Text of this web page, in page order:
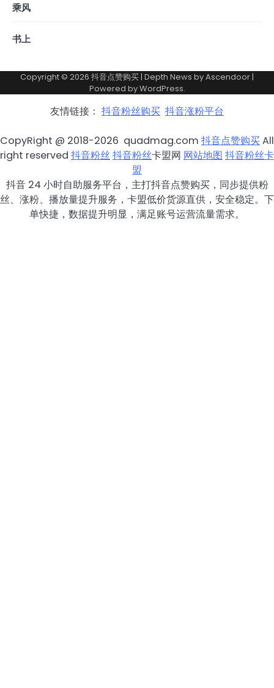
乘风
书上
Copyright © 2026 抖音点赞购买| Depth News byAscendoor|
Powered byWordPress.
友情链接： 抖音粉丝购买 抖音涨粉平台
CopyRight @ 2018-2026 quadmag.com 抖音点赞购买All
right reserved 抖音粉丝抖音粉丝卡盟网 网站地图 抖音粉丝卡
盟
抖音 24 小时自助服务平台，主打抖音点赞购买，同步提供粉
丝、涨粉、播放量提升服务，卡盟低价货源直供，安全稳定。下
单快捷，数据提升明显，满足账号运营流量需求。